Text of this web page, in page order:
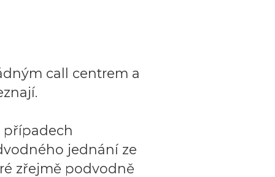
call centrem a
případech
jednání ze
zřejmě podvodně